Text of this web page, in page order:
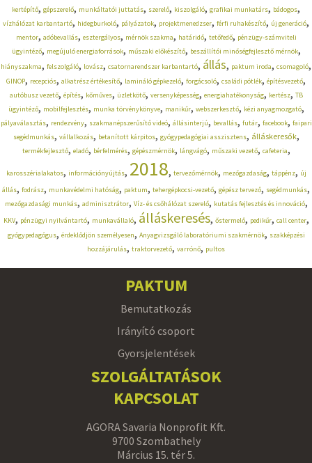
kertépítő, gépszerelő, munkáltatói juttatás, szerelő, kiszolgáló, grafikai munkatárs, bádogos,
vízhálózat karbantartó, hidegburkoló, pályázatok, projektmenedzser, férfi ruhakészítő, új generáció,
mentor, adóbevallás, esztergályos, mérnök szakma, határidő, tetőfedő, pénzügy-számviteli
ügyintéző, megújuló energiaforrások, műszaki előkészítő, beszállítói minőségfejlesztő mérnök,
hiányszakma, felszolgáló, lovász, csatornarendszer karbantartó, állás, paktum iroda, csomagoló,
GINOP, recepciós, alkatrész értékesítő, lamináló gépkezelő, forgácsoló, családi pótlék, építésvezető,
autóbusz vezető, építés, kőműves, üzletkötő, versenyképesség, energiahatékonyság, kertész, TB
ügyintéző, mobilfejlesztés, munka törvénykönyve, manikűr, webszerkesztő, kézi anyagmozgató,
pályaválasztás, rendezvény, szakmanépszerűsítő videó, állásinterjú, bevallás, futár, facebook, faipari
segédmunkás, vállalkozás, betanított kárpitos, gyógypedagógiai asszisztens, álláskeresők,
termékfejlesztő, eladó, bérfelmérés, gépészmérnök, lángvágó, műszaki vezető, cafeteria,
karosszérialakatos, információnyújtás, 2018, tervezőmérnök, mezőgazdaság, táppénz, új
állás, fodrász, munkavédelmi hatóság, paktum, tehergépkocsi-vezető, gépész tervező, segédmunkás,
mezőgazdasági munkás, adminisztrátor, Víz- és csőhálózat szerelő, kutatás fejlesztés és innováció,
KKV, pénzügyi nyilvántartó, munkavállaló, álláskeresés, őstermelő, pedikűr, call center,
gyógypedagógus, érdeklődjön személyesen, Anyagvizsgáló laboratóriumi szakmérnök, szakképzési
hozzájárulás, traktorvezető, varrónő, pultos
PAKTUM
Bemutatkozás
Irányító csoport
Gyorsjelentések
SZOLGÁLTATÁSOK
KAPCSOLAT
AGORA Savaria Nonprofit Kft.
9700 Szombathely
Március 15. tér 5.